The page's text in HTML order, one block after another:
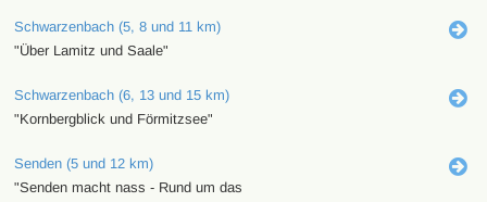
Schwarzenbach (5, 8 und 11 km)
"Über Lamitz und Saale"
Schwarzenbach (6, 13 und 15 km)
"Kornbergblick und Förmitzsee"
Senden (5 und 12 km)
"Senden macht nass - Rund um das